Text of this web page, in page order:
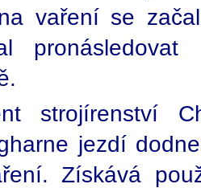
vaření se
strojírenství
jezdí
Získává